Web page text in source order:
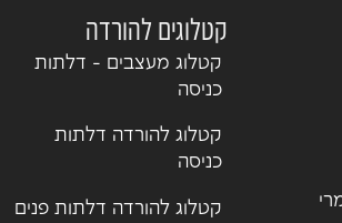
קטלוגים להורדה
קטלוג מעצבים - דלתות
כניסה
קטלוג להורדה דלתות
כניסה
קטלוג להורדה דלתות פנים